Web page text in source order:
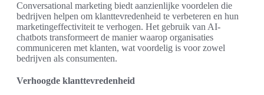
Conversational marketing biedt aanzienlijke voordelen die
bedrijven helpen om klanttevredenheid te verbeteren en hun
marketingeffectiviteit te verhogen. Het gebruik van AI-
chatbots transformeert de manier waarop organisaties
communiceren met klanten, wat voordelig is voor zowel
bedrijven als consumenten.
Verhoogde klanttevredenheid